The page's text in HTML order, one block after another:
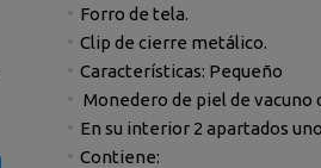
Forro de tela.
Clip de cierre metálico.
Características: Pequeño
Monedero de piel de vacuno
En su interior 2 apartados
Contiene: